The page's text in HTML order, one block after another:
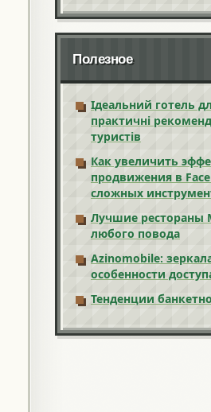
Полезное
Ідеальний готель
практичні
туристів
Как увеличить
продвижения в
сложных
Лучшие рестораны
любого повода
Azinomobile:
особенности
Тенденции